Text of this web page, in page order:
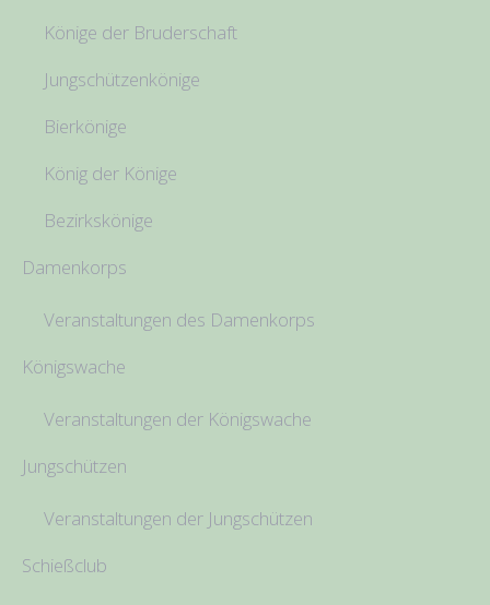
Könige der Bruderschaft
Jungschützenkönige
Bierkönige
König der Könige
Bezirkskönige
Damenkorps
Veranstaltungen des Damenkorps
Königswache
Veranstaltungen der Königswache
Jungschützen
Veranstaltungen der Jungschützen
Schießclub